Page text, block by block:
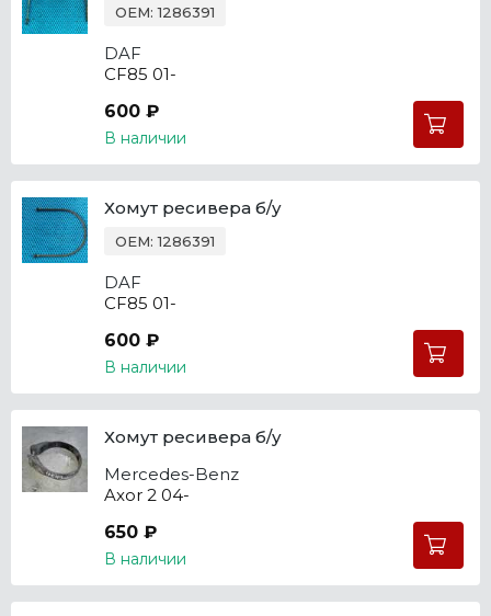
OEM: 1286391
DAF
CF85 01-
600 ₽
В наличии
Хомут ресивера б/у
OEM: 1286391
DAF
CF85 01-
600 ₽
В наличии
Хомут ресивера б/у
Mercedes-Benz
Axor 2 04-
650 ₽
В наличии